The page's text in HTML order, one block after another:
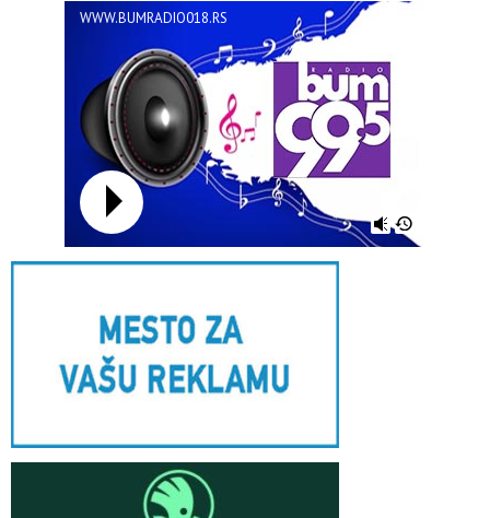
WWW.BUMRADIO018.RS